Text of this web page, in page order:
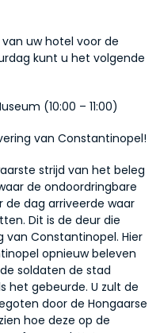
uw hotel voor de
kunt u het volgende
(10:00 – 11:00)
van Constantinopel!
strijd van het beleg
de ondoordringbare
de dag arriveerde waar
Dit is de deur die
van Constantinopel. Hier
opnieuw beleven
soldaten de stad
het gebeurde. U zult de
door de Hongaarse
hoe deze op de